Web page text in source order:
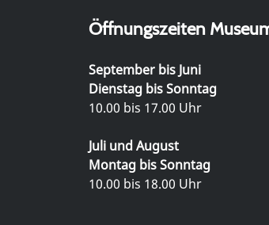
Öffnungszeiten
September bis Juni
Dienstag bis Sonntag
10.00 bis 17.00 Uhr
Juli und August
Montag bis Sonntag
10.00 bis 18.00 Uhr